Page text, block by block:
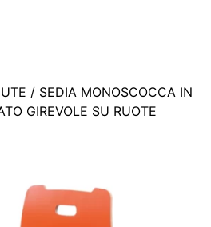
/ SEDIA MONOSCOCCA IN
GIREVOLE SU RUOTE